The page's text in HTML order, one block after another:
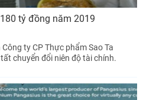
tỷ đồng năm 2019
ty CP Thực phẩm Sao Ta
chuyển đổi niên độ tài chính.